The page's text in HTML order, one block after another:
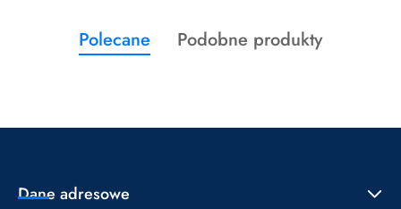
Pomiń karuzelę produktów
Produkty
o
Polecane
Produkty
Podobne produkty
Dane adresowe